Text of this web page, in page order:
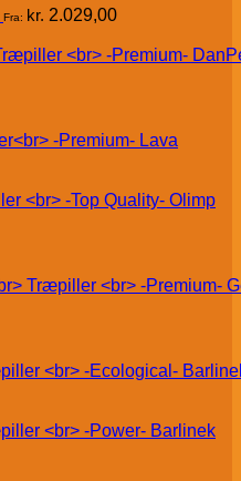
Fra: kr. 2.029,00
Lava
Olimp
Barlinek